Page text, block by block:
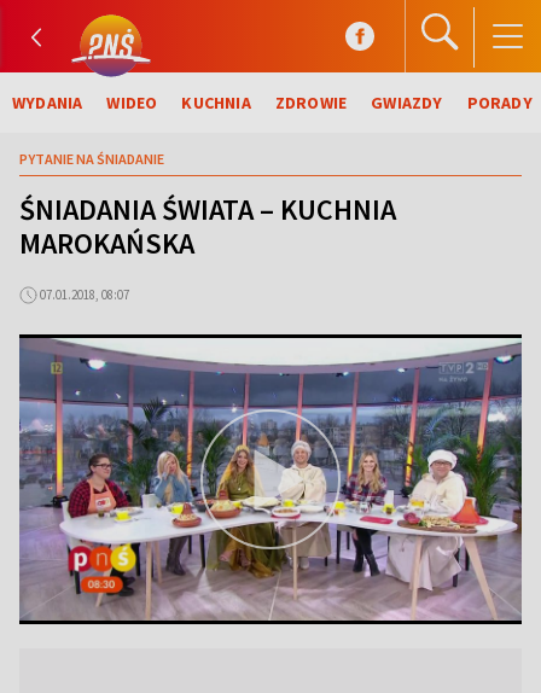
WYDANIA WIDEO KUCHNIA ZDROWIE GWIAZDY PORADY
PYTANIE NA ŚNIADANIE
ŚNIADANIA ŚWIATA – KUCHNIA
MAROKAŃSKA
07.01.2018, 08:07